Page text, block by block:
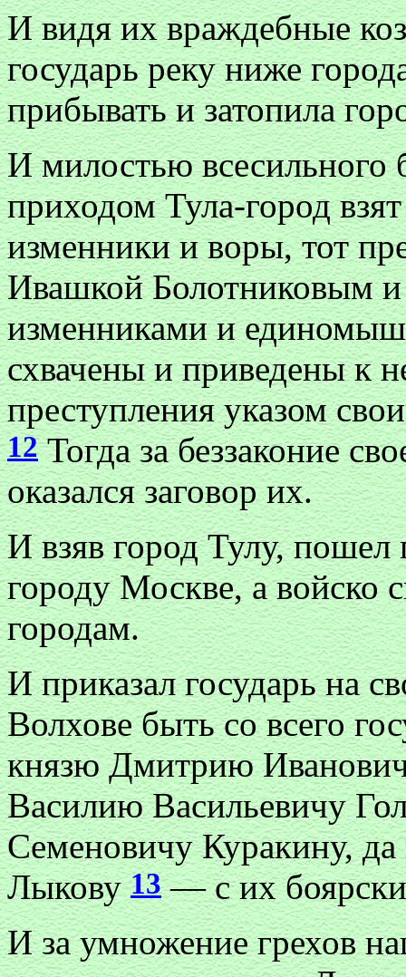
И видя их враждебные
государь реку ниже
прибывать и затопила
И милостью всесильного
приходом Тула-город
изменники и воры, тот
Ивашкой Болотниковым
изменниками и
схвачены и приведены к
преступления указом
12Тогда за беззаконие
оказался заговор их.
И взяв город Тулу,
городу Москве, а войско
городам.
И приказал государь на
Волхове быть со всего
князю Дмитрию
Василию Васильевичу
Семеновичу Куракину,
Лыкову13— с их
И за умножение грехов